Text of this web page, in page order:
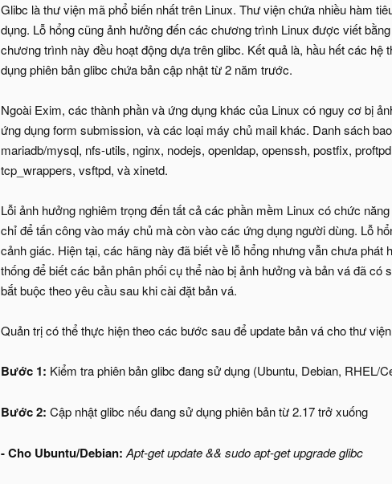
Glibc là thư viện mã phổ biến nhất trên Linux. Thư viện chứa nhiều hàm
dụng. Lỗ hổng cũng ảnh hưởng đến các chương trình Linux được viết
chương trình này đều hoạt động dựa trên glibc. Kết quả là, hầu hết các
dụng phiên bản glibc chứa bản cập nhật từ 2 năm trước.
Ngoài Exim, các thành phần và ứng dụng khác của Linux có nguy cơ bị
ứng dụng form submission, và các loại máy chủ mail khác. Danh sách
mariadb/mysql, nfs-utils, nginx, nodejs, openldap, openssh, postfix,
tcp_wrappers, vsftpd, và xinetd.
Lỗi ảnh hưởng nghiêm trọng đến tất cả các phần mềm Linux có chức
chỉ để tấn công vào máy chủ mà còn vào các ứng dụng người dùng. Lỗ
cảnh giác. Hiện tại, các hãng này đã biết về lỗ hổng nhưng vẫn chưa
thống để biết các bản phân phối cụ thể nào bị ảnh hưởng và bản vá đã
bắt buộc theo yêu cầu sau khi cài đặt bản vá.
Quản trị có thể thực hiện theo các bước sau để update bản vá cho thư
Bước 1: Kiểm tra phiên bản glibc đang sử dụng (Ubuntu, Debian, RHEL/
Bước 2: Cập nhật glibc nếu đang sử dụng phiên bản từ 2.17 trở xuống
- Cho Ubuntu/Debian:Apt-get update && sudo apt-get upgrade glibc